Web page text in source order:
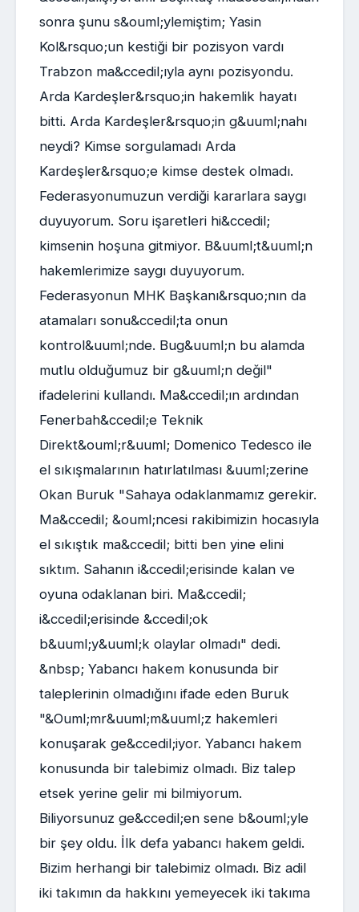
sonra şunu s&ouml;ylemiştim; Yasin
Kol&rsquo;un kestiği bir pozisyon vardı
Trabzon ma&ccedil;ıyla aynı pozisyondu.
Arda Kardeşler&rsquo;in hakemlik hayatı
bitti. Arda Kardeşler&rsquo;in g&uuml;nahı
neydi? Kimse sorgulamadı Arda
Kardeşler&rsquo;e kimse destek olmadı.
Federasyonumuzun verdiği kararlara saygı
duyuyorum. Soru işaretleri hi&ccedil;
kimsenin hoşuna gitmiyor. B&uuml;t&uuml;n
hakemlerimize saygı duyuyorum.
Federasyonun MHK Başkanı&rsquo;nın da
atamaları sonu&ccedil;ta onun
kontrol&uuml;nde. Bug&uuml;n bu alamda
mutlu olduğumuz bir g&uuml;n değil"
ifadelerini kullandı. Ma&ccedil;ın ardından
Fenerbah&ccedil;e Teknik
Direkt&ouml;r&uuml; Domenico Tedesco ile
el sıkışmalarının hatırlatılması &uuml;zerine
Okan Buruk "Sahaya odaklanmamız gerekir.
Ma&ccedil; &ouml;ncesi rakibimizin hocasıyla
el sıkıştık ma&ccedil; bitti ben yine elini
sıktım. Sahanın i&ccedil;erisinde kalan ve
oyuna odaklanan biri. Ma&ccedil;
i&ccedil;erisinde &ccedil;ok
b&uuml;y&uuml;k olaylar olmadı" dedi.
&nbsp; Yabancı hakem konusunda bir
taleplerinin olmadığını ifade eden Buruk
"&Ouml;mr&uuml;m&uuml;z hakemleri
konuşarak ge&ccedil;iyor. Yabancı hakem
konusunda bir talebimiz olmadı. Biz talep
etsek yerine gelir mi bilmiyorum.
Biliyorsunuz ge&ccedil;en sene b&ouml;yle
bir şey oldu. İlk defa yabancı hakem geldi.
Bizim herhangi bir talebimiz olmadı. Biz adil
iki takımın da hakkını yemeyecek iki takıma